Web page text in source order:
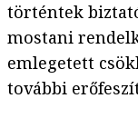
történtek
mostani
emlegetett
további